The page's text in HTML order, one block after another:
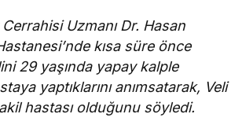
Uzmanı Dr. Hasan
kısa süre önce
29 yaşında yapay kalple
yaptıklarını anımsatarak, Veli
hastası olduğunu söyledi.